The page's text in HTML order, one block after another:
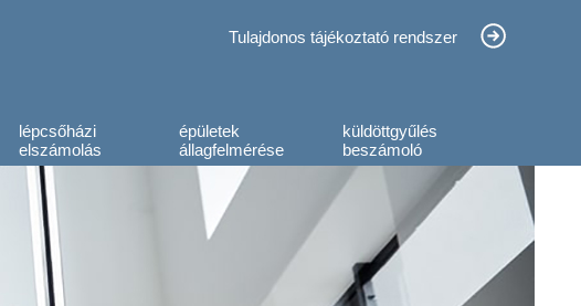
Tulajdonos tájékoztató rendszer
lépcsőházi
elszámolás
épületek
állagfelmérése
küldöttgyűlés
beszámoló